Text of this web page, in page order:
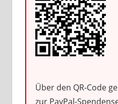
Über den QR-Code
zur PayPal-